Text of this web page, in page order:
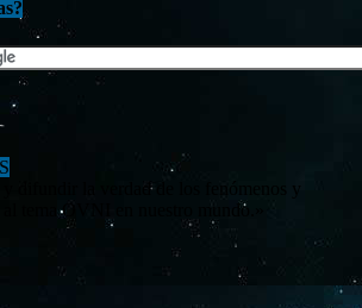
difundir la verdad de los fenómenos y
al tema OVNI en nuestro mundo.»